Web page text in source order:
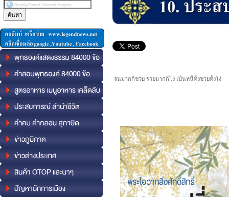
จนมากก็ซวย รวยมากก็โง่ เป็นหนี้ทั้งซวยทั้งโง่